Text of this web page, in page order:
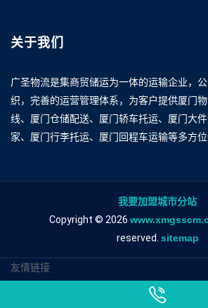
关于我们
广圣物流是集商贸储运为一体的运输企业，
织，完善的运营管理体系，为客户提供厦门
线、厦门仓储配送、厦门轿车托运、厦门大
家、厦门行李托运、厦门回程车运输等多方位
我要加盟城市分站
Copyright © 2026
reserved. sitemap
友情链接
厦门到甘孜物流公司